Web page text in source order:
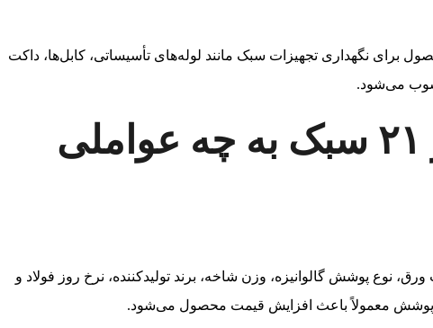
برای نگهداری تجهیزات سبک مانند لوله‌های تأسیساتی، کابل‌ها، داکت
می‌شود.
قیمت پروفیل ۴۱ در ۲۱ سبک به چه عواملی
ضخامت ورق، نوع پوشش گالوانیزه، وزن شاخه، برند تولیدکننده، نرخ روز فولاد و
معمولاً باعث افزایش قیمت محصول می‌شود.